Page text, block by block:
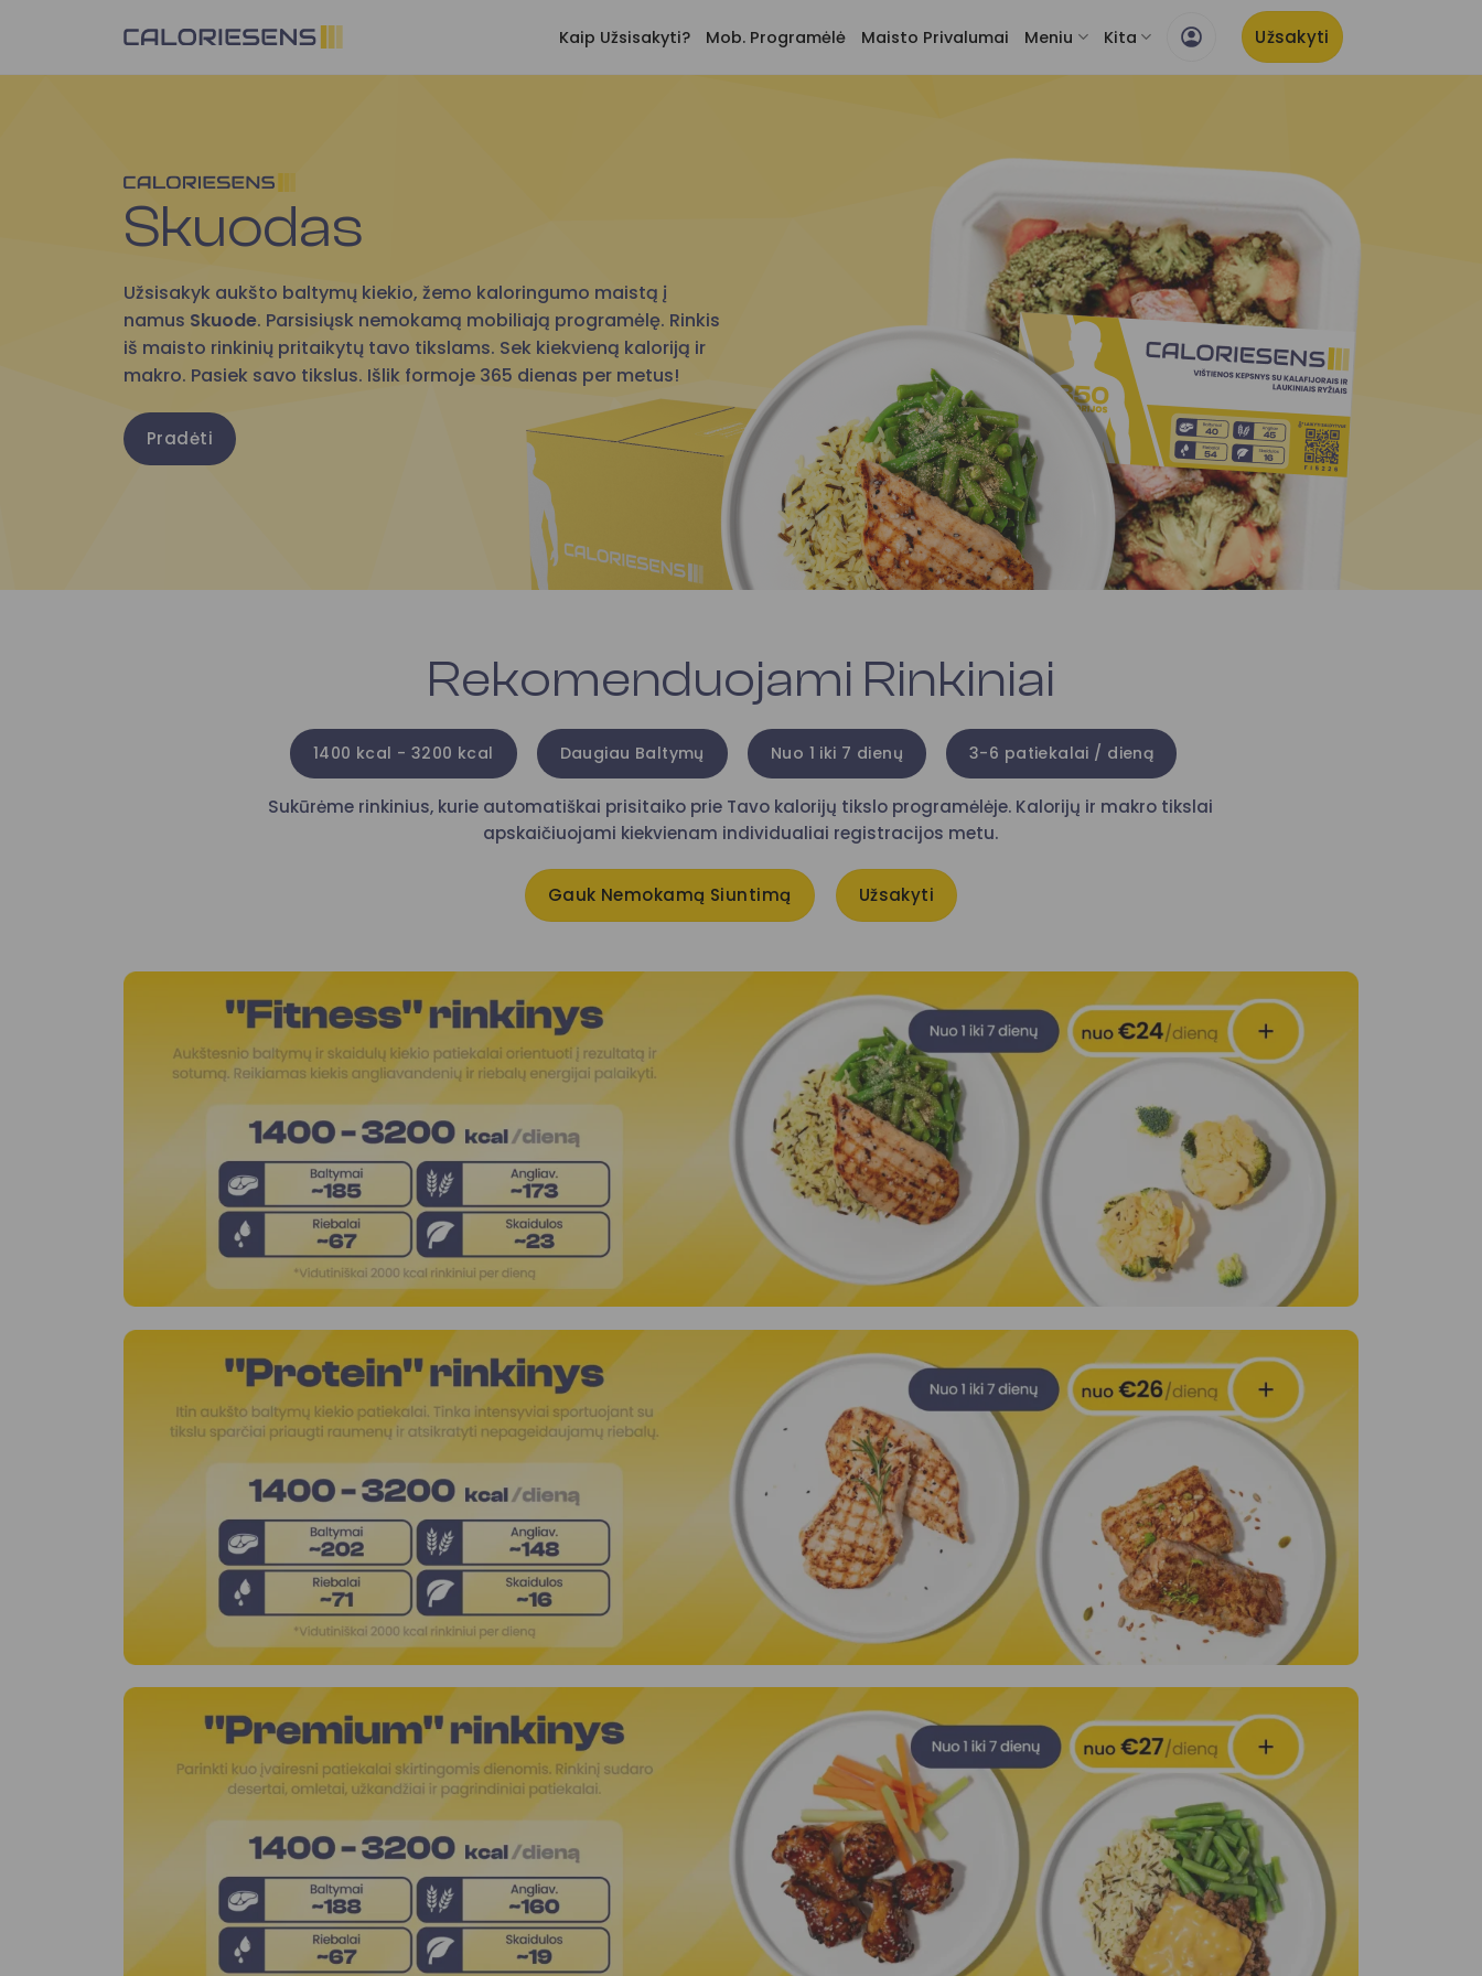
Kaip Užsisakyti? Mob. Programėlė Maisto Privalumai Meniu Kita Užsakyti
Skuodas
Užsisakyk aukšto baltymų kiekio, žemo kaloringumo maistą į
namus Skuode. Parsisiųsk nemokamą mobiliają programėlę. Rinkis
iš maisto rinkinių pritaikytų tavo tikslams. Sek kiekvieną kaloriją ir
makro. Pasiek savo tikslus. Išlik formoje 365 dienas per metus!
Pradėti
Rekomenduojami Rinkiniai
1400 kcal - 3200 kcal Daugiau Baltymų Nuo 1 iki 7 dienų 3-6 patiekalai / dieną
Sukūrėme rinkinius, kurie automatiškai prisitaiko prie Tavo kalorijų tikslo programėlėje. Kalorijų ir makro tikslai
apskaičiuojami kiekvienam individualiai registracijos metu.
Gauk Nemokamą Siuntimą Užsakyti